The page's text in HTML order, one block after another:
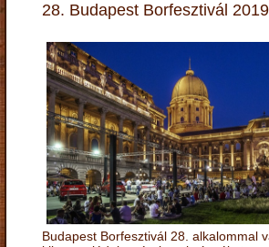
28. Budapest Borfesztivál 2019
Budapest Borfesztivál 28. alkalommal